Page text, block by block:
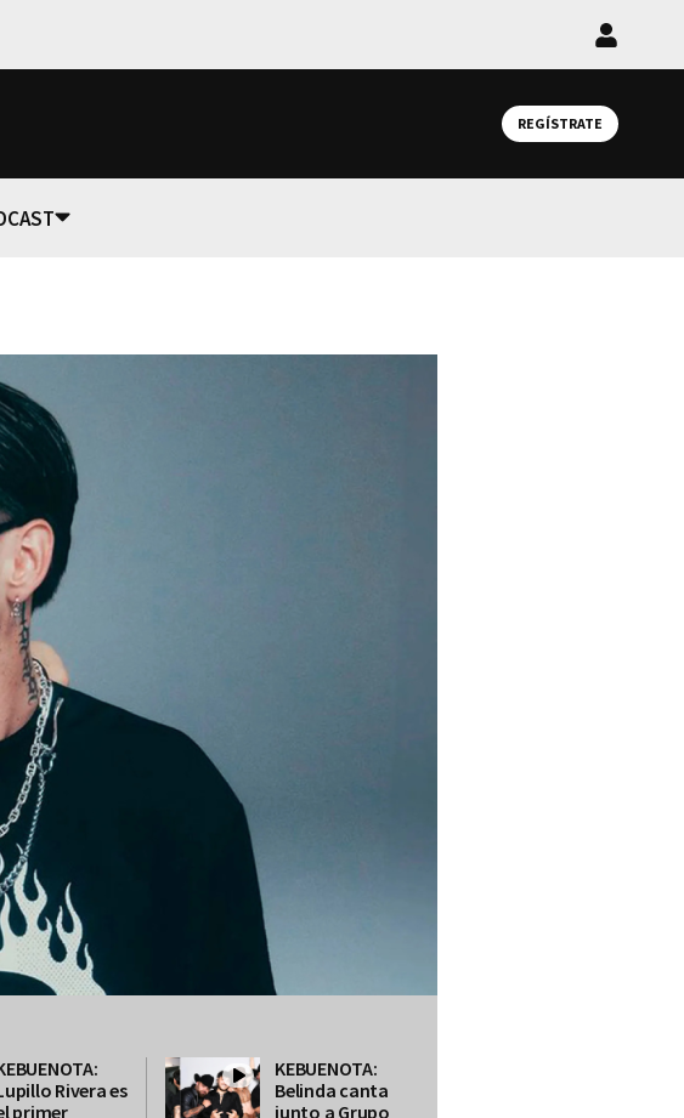
Iniciar
REGÍSTRATE
Rivera es
primer
KEBUENOTA:
Belinda canta
junto a Grupo